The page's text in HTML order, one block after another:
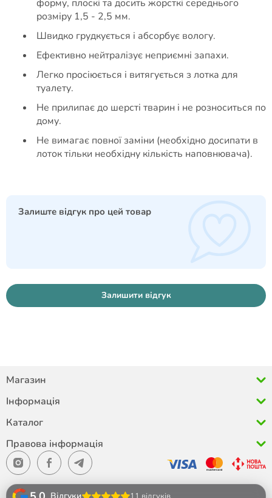
форму, плоскі та досить жорсткі середнього
розміру 1,5 - 2,5 мм.
Швидко грудкується і абсорбує вологу.
Ефективно нейтралізує неприємні запахи.
Легко просіюється і витягується з лотка для
туалету.
Не прилипає до шерсті тварин і не розноситься по
дому.
Не вимагає повної заміни (необхідно досипати в
лоток тільки необхідну кількість наповнювача).
Залиште відгук про цей товар
Залишити відгук
Магазин
Інформація
Каталог
Правова інформація